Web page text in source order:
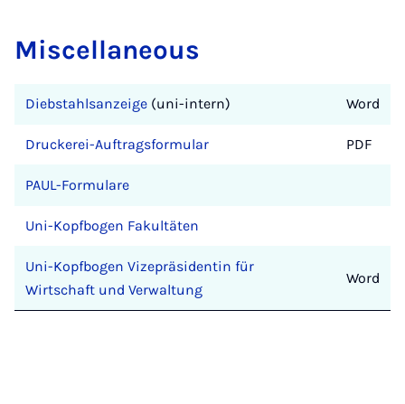
Miscellaneous
Diebstahlsanzeige (uni-intern) Word
Druckerei-Auftragsformular PDF
PAUL-Formulare
Uni-Kopfbogen Fakultäten
Uni-Kopfbogen Vizepräsidentin für
Wirtschaft und Verwaltung
Word